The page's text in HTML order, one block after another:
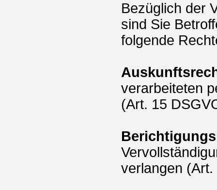
Bezüglich der
sind Sie
folgende
verarbeiteten
(Art. 15
verlangen